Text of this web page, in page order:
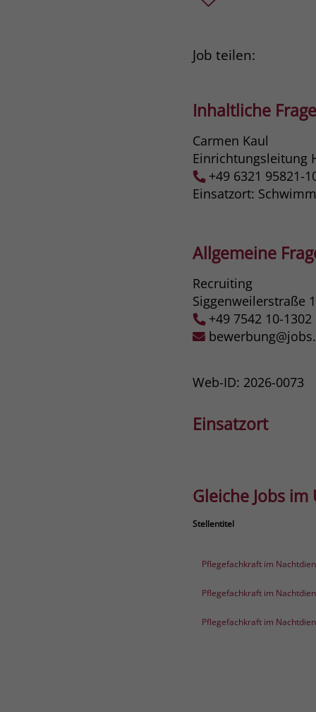
Job teilen:
Inhaltliche
Carmen Kaul
Einrichtungsleitung
+49 6321 95821-
Einsatzort:
Allgemeine
Recruiting
Siggenweilerstraße
+49 7542 10-1302
Web-ID: 2026-0073
Einsatzort
Gleiche Jobs im
Stellentitel
Pflegefachkraft im
Pflegefachkraft im
Pflegefachkraft im